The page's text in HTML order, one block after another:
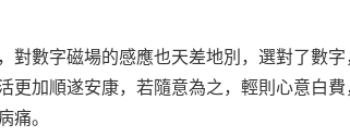
對數字磁場的感應也天差地別，選對了數
更加順遂安康，若隨意為之，輕則心意白
痛。